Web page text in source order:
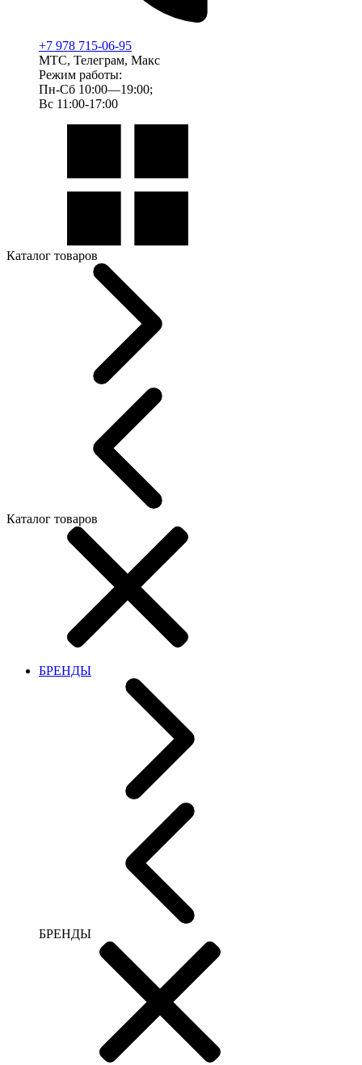
+7 978 715-06-95
МТС, Телеграм, Макс
Режим работы:
Пн-Сб 10:00—19:00;
Вс 11:00-17:00
Каталог товаров
Каталог товаров
БРЕНДЫ
БРЕНДЫ